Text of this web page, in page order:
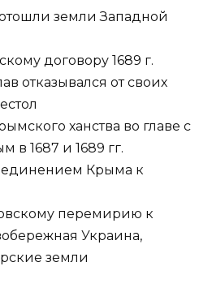
земли Западной
договору 1689 г.
отказывался от своих
ханства во главе с
в 1687 и 1689 гг.
Крыма к
перемирию к
Украина,
земли